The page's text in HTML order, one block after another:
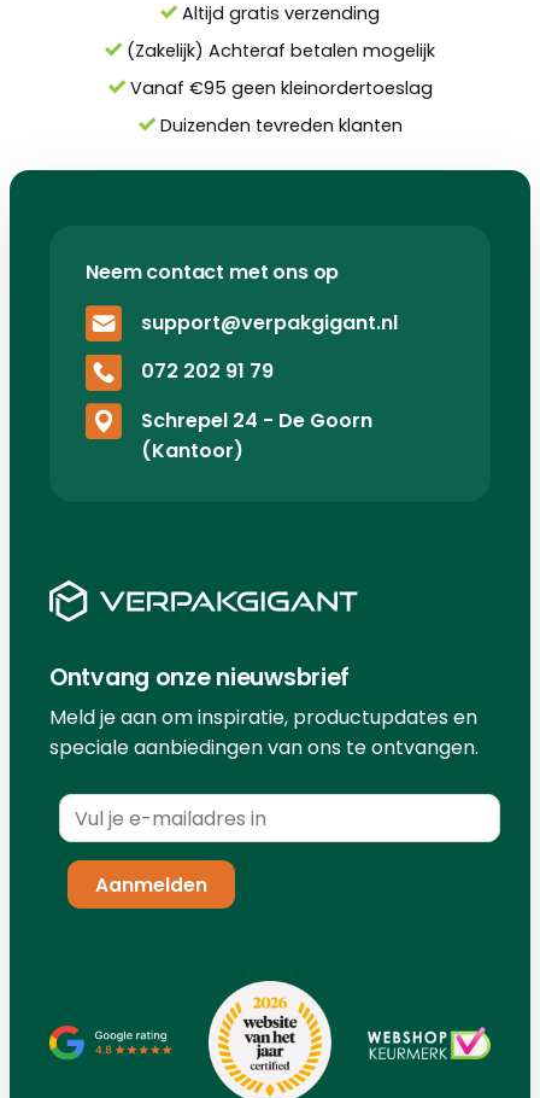
Altijd gratis verzending
(Zakelijk) Achteraf betalen mogelijk
Vanaf €95 geen kleinordertoeslag
Duizenden tevreden klanten
Neem contact met ons op
support@verpakgigant.nl
072 202 91 79
Schrepel 24 - De Goorn
(Kantoor)
Ontvang onze nieuwsbrief
Meld je aan om inspiratie, productupdates en
speciale aanbiedingen van ons te ontvangen.